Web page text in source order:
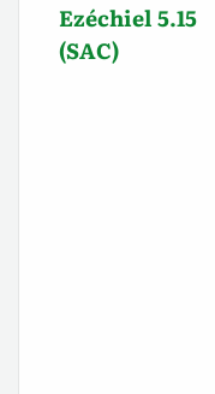
Ezéchiel 5.15
(SAC)